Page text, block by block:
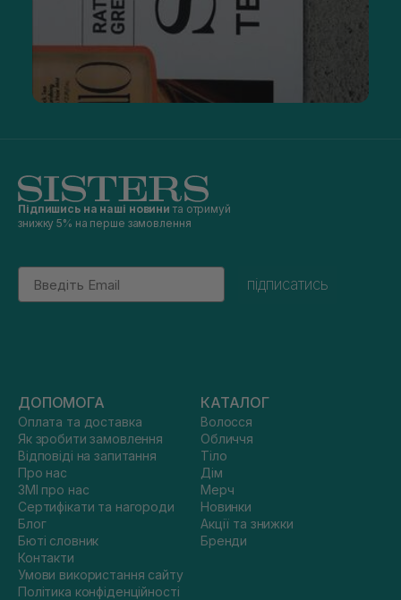
Підпишись на наші новини та отримуй
знижку 5% на перше замовлення
Email
підписатись
ДОПОМОГА
Оплата та доставка
Як зробити замовлення
Відповіді на запитання
Про нас
ЗМІ про нас
Сертифікати та нагороди
Блог
Бюті словник
Контакти
Умови використання сайту
Політика конфіденційності
КАТАЛОГ
Волосся
Обличчя
Тіло
Дім
Мерч
Новинки
Акції та знижки
Бренди